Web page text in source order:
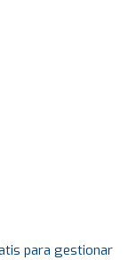
para gestionar